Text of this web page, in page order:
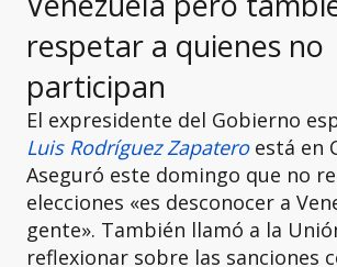
respetar a quienes no
participan
El expresidente del Gobierno
Luis Rodríguez Zapateroestá en
Aseguró este domingo que no
elecciones «es desconocer a
gente». También llamó a la
reflexionar sobre las sanciones